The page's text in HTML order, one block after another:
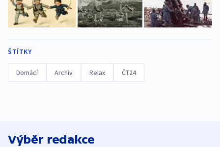
ŠTÍTKY
Domácí Archiv Relax ČT24
Výběr redakce